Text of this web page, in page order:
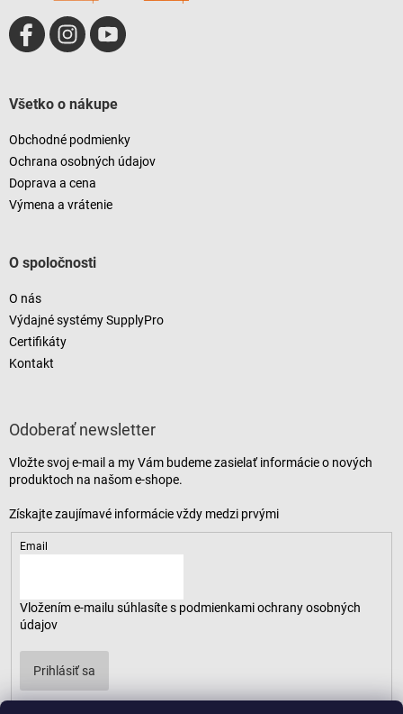
Všetko o nákupe
Obchodné podmienky
Ochrana osobných údajov
Doprava a cena
Výmena a vrátenie
O spoločnosti
O nás
Výdajné systémy SupplyPro
Certifikáty
Kontakt
Odoberať newsletter
Vložte svoj e-mail a my Vám budeme zasielať informácie o nových
produktoch na našom e-shope.
Email
Vložením e-mailu súhlasíte s podmienkami ochrany osobných
údajov
Prihlásiť sa